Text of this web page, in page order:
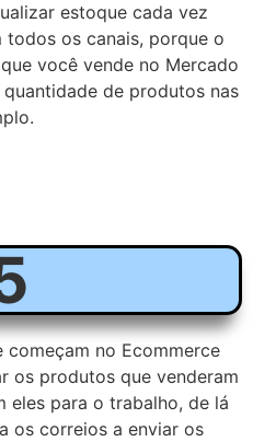
estoque cada vez
todos os canais, porque o
você vende no Mercado
de produtos nas
começam no Ecommerce
os produtos que venderam
eles para o trabalho, de lá
os correios a enviar os